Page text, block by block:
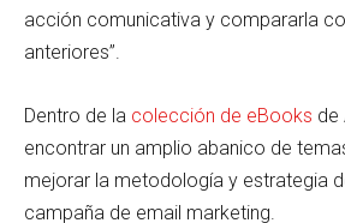
acción comunicativa y compararla
anteriores”.
Dentro de la colección de eBooks de
encontrar un amplio abanico de
mejorar la metodología y estrategia
campaña de email marketing.